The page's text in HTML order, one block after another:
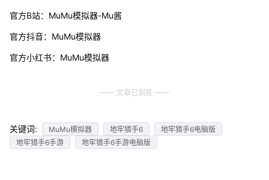
官方B站：MuMu模拟器-Mu酱
官方抖音：MuMu模拟器
官方小红书：MuMu模拟器
文章已到底
关键词: MuMu模拟器 地牢猎手6
地牢猎手6电脑版
地牢猎手6手游
地牢猎手6手游电脑版